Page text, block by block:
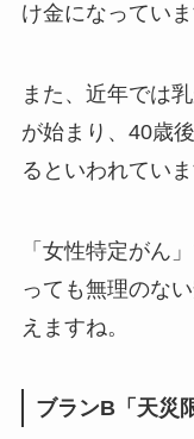
け金になっていま
また、近年では
が始まり、40歳
るといわれていま
「女性特定がん
っても無理のな
えますね。
ブランB「天災